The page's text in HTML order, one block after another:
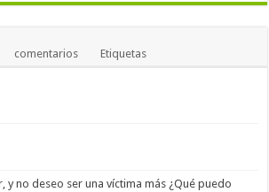
comentarios Etiquetas
y no deseo ser una víctima más ¿Qué puedo